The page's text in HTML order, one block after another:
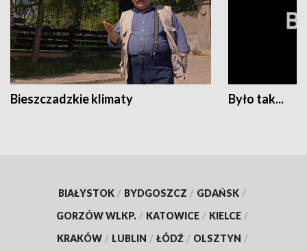
Bieszczadzkie klimaty Było tak...
BIAŁYSTOK / BYDGOSZCZ / GDAŃSK /
GORZÓW WLKP. / KATOWICE / KIELCE /
KRAKÓW / LUBLIN / ŁÓDŹ / OLSZTYN /